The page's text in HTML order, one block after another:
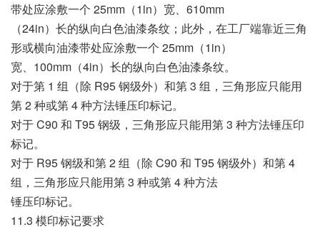
带处应涂敷一个 25mm（1in）宽、610mm
（24in）长的纵向白色油漆条纹；此外，在工厂端靠近三角
形或横向油漆带处应涂敷一个 25mm（1in）
宽、100mm（4in）长的纵向白色油漆条纹。
对于第 1 组（除 R95 钢级外）和第 3 组，三角形应只能用
第 2 种或第 4 种方法锤压印标记。
对于 C90 和 T95 钢级，三角形应只能用第 3 种方法锤压印
标记。
对于 R95 钢级和第 2 组（除 C90 和 T95 钢级外）和第 4
组，三角形应只能用第 3 种或第 4 种方法
锤压印标记。
11.3 模印标记要求